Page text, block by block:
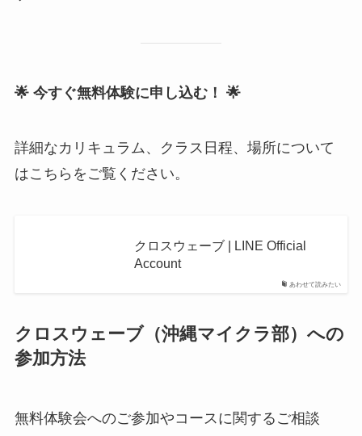
🌟 今すぐ無料体験に申し込む！ 🌟
詳細なカリキュラム、クラス日程、場所について
はこちらをご覧ください。
あわせて読みたい
クロスウェーブ | LINE Official
Account
クロスウェーブ（沖縄マイクラ部）への
参加方法
無料体験会へのご参加やコースに関するご相談